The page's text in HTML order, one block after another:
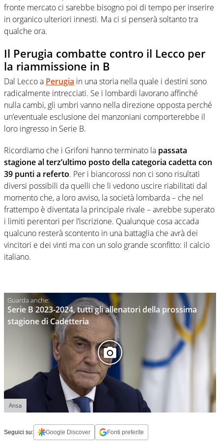
fronte mercato ci sarebbe bisogno poi di tempo per inserire
in organico ulteriori innesti. Ma ci si penserà soltanto tra
qualche ora.
Il Perugia combatte contro il Lecco per
la riammissione in B
Dal Lecco a Perugia in una storia nella quale i destini sono
radicalmente intrecciati. Se i lombardi lavorano affinché
nulla cambi, gli umbri vanno nella direzione opposta perché
un’eventuale esclusione dei manzoniani comporterebbe il
loro ingresso in Serie B.
Ricordiamo che i Grifoni hanno terminato la passata
stagione al terz’ultimo posto della categoria cadetta con
39 punti a referto. Per i biancorossi non ci sono risultati
diversi possibili da quelli che li vedono uscire riabilitati dal
momento che, a loro avviso, la società lombarda – che nel
frattempo è diventata la principale rivale – avrebbe superato
i limiti perentori per l’iscrizione. Qualunque cosa accada
qualcuno resterà scontento in una battaglia che avrà dei
vincitori e dei vinti ma con un solo grande sconfitto: il calcio
italiano.
Serie B 2023-2024, tutti gli allenatori della prossima
stagione di Cadetteria
Ansa
Seguici su: Google Discover Fonti preferite